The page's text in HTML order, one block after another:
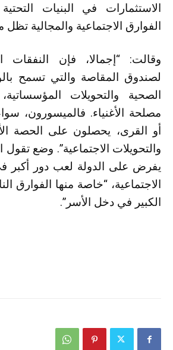
الاستثمارات في البنيات
الفوارق الاجتماعية والمجالية تظل
وقالت: “إجمالا، فإن النفقات
لصندوق المقاصة والتي تسمح
الصحية والتحويلات
مصلحة الأغنياء. فالميسورون،
أو القرى، يحصلون على الحصة
والتحويلات الاجتماعية”. وضع تقول
يفرض على الدولة لعب دور أكبر
الاجتماعية، “خاصة منها الفوارق
الكبير في دخل الأسر”.